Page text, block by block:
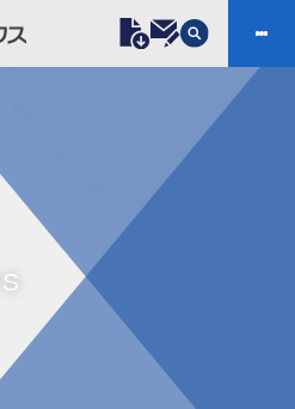
ファスナー 機構部品
カー
樹脂継手、配管施工
プリント基板実装関連
会社案内
IR
開発・導入実績